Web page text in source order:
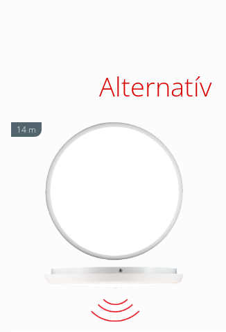
Alternatív
14 m